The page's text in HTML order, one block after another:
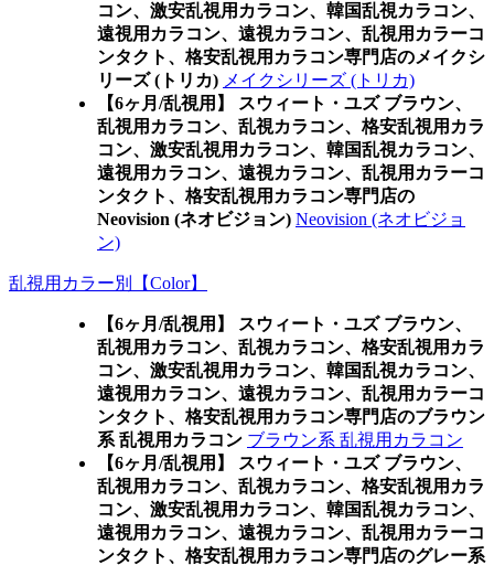
コン、激安乱視用カラコン、韓国乱視カラコン、
遠視用カラコン、遠視カラコン、乱視用カラーコ
ンタクト、格安乱視用カラコン専門店のメイクシ
リーズ (トリカ) メイクシリーズ (トリカ)
【6ヶ月/乱視用】 スウィート・ユズ ブラウン、
乱視用カラコン、乱視カラコン、格安乱視用カラ
コン、激安乱視用カラコン、韓国乱視カラコン、
遠視用カラコン、遠視カラコン、乱視用カラーコ
ンタクト、格安乱視用カラコン専門店の
Neovision (ネオビジョン) Neovision (ネオビジョ
ン)
乱視用カラー別【Color】
【6ヶ月/乱視用】 スウィート・ユズ ブラウン、
乱視用カラコン、乱視カラコン、格安乱視用カラ
コン、激安乱視用カラコン、韓国乱視カラコン、
遠視用カラコン、遠視カラコン、乱視用カラーコ
ンタクト、格安乱視用カラコン専門店のブラウン
系 乱視用カラコン ブラウン系 乱視用カラコン
【6ヶ月/乱視用】 スウィート・ユズ ブラウン、
乱視用カラコン、乱視カラコン、格安乱視用カラ
コン、激安乱視用カラコン、韓国乱視カラコン、
遠視用カラコン、遠視カラコン、乱視用カラーコ
ンタクト、格安乱視用カラコン専門店のグレー系